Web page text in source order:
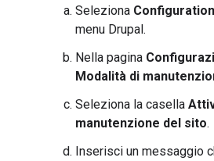
Seleziona Configuration
menu Drupal.
Nella pagina
Modalità di
Seleziona la casella
manutenzione del sito.
Inserisci un messaggio